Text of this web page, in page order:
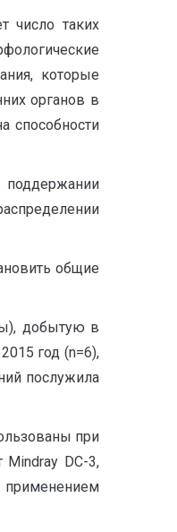
число таких
которые
органов в
способности
поддержании
общие
добытую в
год (n=6),
послужила
при
Mindray DC-3,
применением